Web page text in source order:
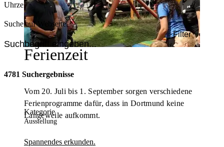
Ferienzeit
Vom 20. Juli bis 1. September sorgen verschiedene
Ferienprogramme dafür, dass in Dortmund keine
Langeweile aufkommt.
Spannendes erkunden.
Uhrzeit, Ort oder Art der Veranstaltung auswählen. Viel Spaß!
Suche auf Webseite
Filter
4781 Suchergebnisse
Kategorie
Ausstellung